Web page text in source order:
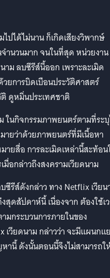
ปได้ไม่นาน ก็เกิดเสียงวิพากษ์
ำนวนมาก จนในที่สุด หน่วยงาน
ม ลบซีรีส์นี้ออก เพราะละเมิด
ยการบิดเบือนประวัติศาสตร์
ดูหมิ่นประเทศชาติ
ในกิจกรรมภาพยนตร์ตามที่ระ
ายว่าด้วยภาพยนตร์ที่มีเนื้อหา
ายสื่อ การละเมิดเหล่านี้สะท้อ
อกล่าวถึงสงครามเวียดนาม
รีส์ดังกล่าว ทาง Netflix เวียน
ดสัปดาห์นี้ เนื่องจาก ต้องใช้เ
มกระบวนการภายในของ
วียดนาม กล่าวว่า จะมีแผนกแ
นี้ ดังนั้นตอนนี้จึงไม่สามารถใ